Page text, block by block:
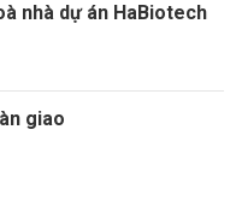
nhà dự án HaBiotech
giao